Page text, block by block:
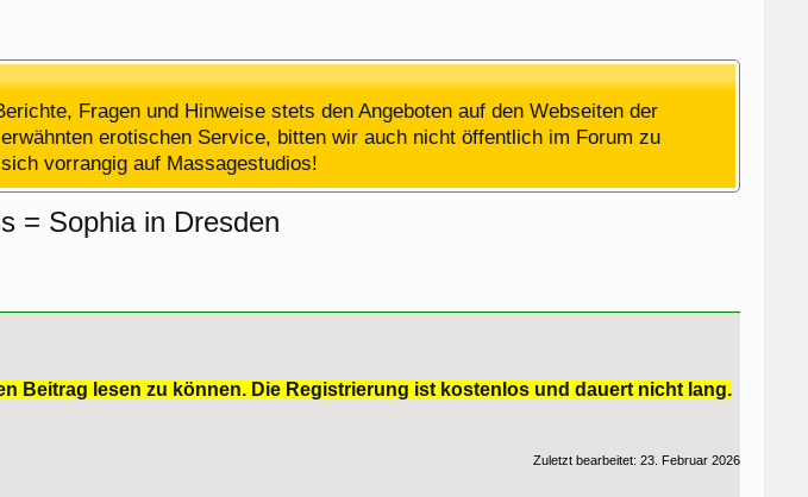
Fragen und Hinweise stets den Angeboten auf den Webseiten der
erotischen Service, bitten wir auch nicht öffentlich im Forum zu
vorrangig auf Massagestudios!
= Sophia in Dresden
Beitrag lesen zu können. Die Registrierung ist kostenlos und dauert nicht lang.
Zuletzt bearbeitet: 23. Februar 2026